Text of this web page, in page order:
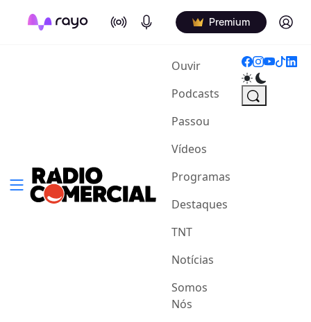
On Air Podcasts Premium Log in
Ouvir(current)
Podcasts
Passou
Vídeos
Programas
Destaques
TNT
Notícias
Somos
Nós